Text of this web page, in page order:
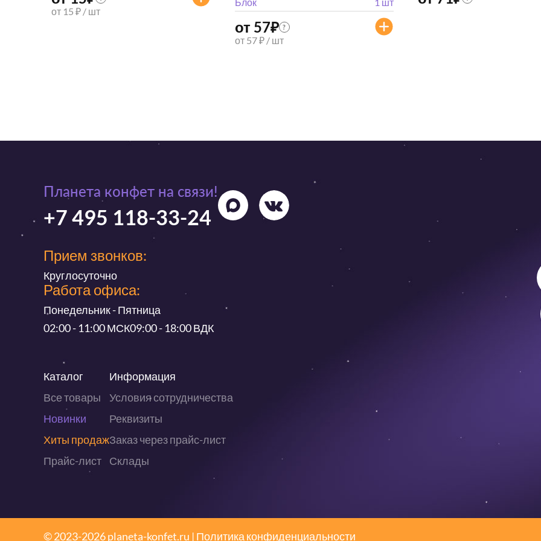
от 15 ₽ / шт
от 57₽ ?
от 57 ₽ / шт
Планета конфет на связи!
+7 495 118-33-24
Прием звонков:
Круглосуточно
Работа офиса:
Понедельник - Пятница
02:00 - 11:00 МСК09:00 - 18:00 ВДК
Каталог
Все товары
Новинки
Хиты продаж
Прайс-лист
Информация
Условия сотрудничества
Реквизиты
Заказ через прайс-лист
Склады
© 2023-2026 planeta-konfet.ru | Политика конфиденциальности